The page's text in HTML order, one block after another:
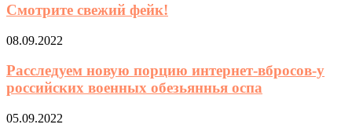
Смотрите свежий фейк!
08.09.2022
Расследуем новую порцию интернет-вбросов-у
российских военных обезьяннья оспа
05.09.2022